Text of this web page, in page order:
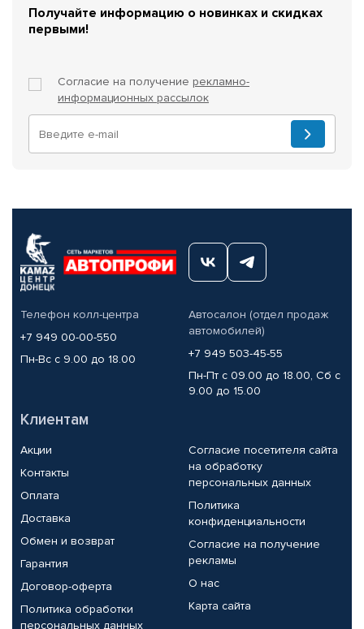
Получайте информацию о новинках и скидках
первыми!
Согласие на получение рекламно-
информационных рассылок
Телефон колл-центра
+7 949 00-00-550
Пн-Вс с 9.00 до 18.00
Автосалон (отдел продаж
автомобилей)
+7 949 503-45-55
Пн-Пт с 09.00 до 18.00, Сб с
9.00 до 15.00
Клиентам
Акции
Контакты
Оплата
Доставка
Обмен и возврат
Гарантия
Договор-оферта
Политика обработки
персональных данных
Согласие посетителя сайта
на обработку
персональных данных
Политика
конфиденциальности
Согласие на получение
рекламы
О нас
Карта сайта